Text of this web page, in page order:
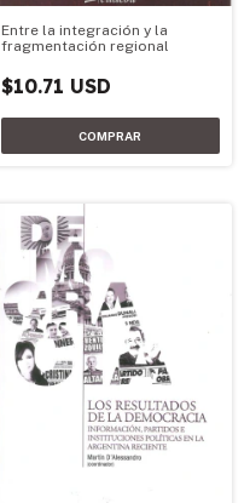
Entre la integración y la
fragmentación regional
$10.71 USD